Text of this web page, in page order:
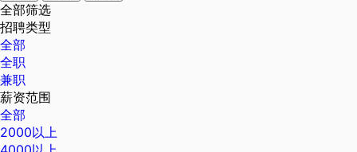
全部筛选
招聘类型
全部
全职
兼职
薪资范围
全部
2000以上